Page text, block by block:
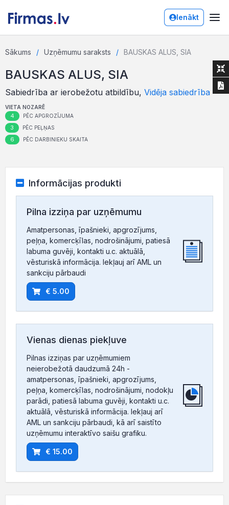
Ienākt
Sākums Uzņēmumu saraksts BAUSKAS ALUS, SIA
BAUSKAS ALUS, SIA
Sabiedrība ar ierobežotu atbildību, Vidēja sabiedrība
VIETA NOZARĒ
4 PĒC APGROZĪJUMA
3 PĒC PEĻŅAS
6 PĒC DARBINIEKU SKAITA
Informācijas produkti
Pilna izziņa par uzņēmumu
Amatpersonas, īpašnieki, apgrozījums,
peļņa, komercķīlas, nodrošinājumi, patiesā
labuma guvēji, kontakti u.c. aktuālā,
vēsturiskā informācija. Iekļauj arī AML un
sankciju pārbaudi
€ 5.00
Vienas dienas piekļuve
Pilnas izziņas par uzņēmumiem
neierobežotā daudzumā 24h -
amatpersonas, īpašnieki, apgrozījums,
peļņa, komercķīlas, nodrošinājumi, nodokļu
parādi, patiesā labuma guvēji, kontakti u.c.
aktuālā, vēsturiskā informācija. Iekļauj arī
AML un sankciju pārbaudi, kā arī saistīto
uzņēmumu interaktīvo saišu grafiku.
€ 15.00